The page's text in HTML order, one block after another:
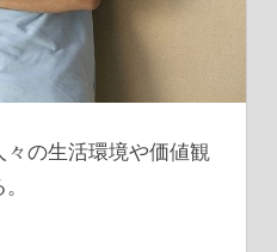
の生活環境や価値観